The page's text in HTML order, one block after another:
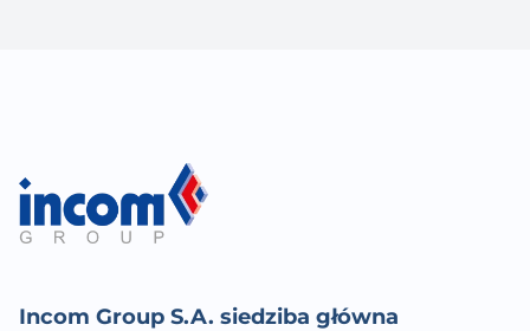
Incom Group S.A. siedziba główna